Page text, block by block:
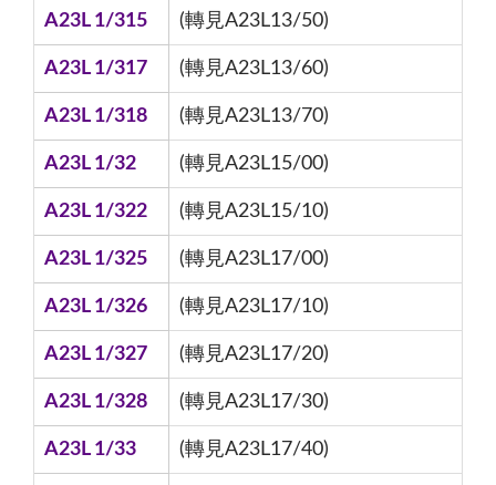
A23L 1/315 (轉見A23L13/50)
A23L 1/317 (轉見A23L13/60)
A23L 1/318 (轉見A23L13/70)
A23L 1/32 (轉見A23L15/00)
A23L 1/322 (轉見A23L15/10)
A23L 1/325 (轉見A23L17/00)
A23L 1/326 (轉見A23L17/10)
A23L 1/327 (轉見A23L17/20)
A23L 1/328 (轉見A23L17/30)
A23L 1/33 (轉見A23L17/40)